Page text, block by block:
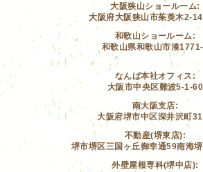
大阪狭山ショールーム:
大阪府大阪狭山市茱萸木2-
和歌山ショールーム:
和歌山県和歌山市湊
なんば本社オフィス:
大阪市中央区難波5-1-60
南大阪支店:
大阪府堺市中区深井沢町
不動産(堺東店):
堺市堺区三国ヶ丘御幸通59南海
外壁屋根専科(堺中店):